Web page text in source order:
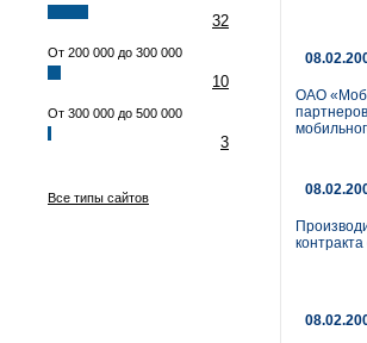
32
От 200 000 до 300 000
10
От 300 000 до 500 000
3
Все типы сайтов
ОАО